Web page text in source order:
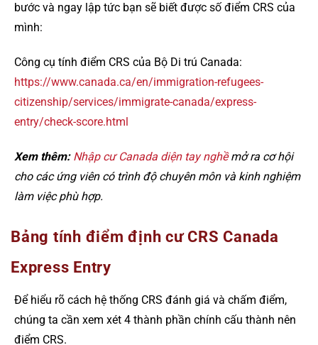
bước và ngay lập tức bạn sẽ biết được số điểm CRS của
mình:
Công cụ tính điểm CRS của Bộ Di trú Canada:
https://www.canada.ca/en/immigration-refugees-
citizenship/services/immigrate-canada/express-
entry/check-score.html
Xem thêm: Nhập cư Canada diện tay nghềmở ra cơ hội
cho các ứng viên có trình độ chuyên môn và kinh nghiệm
làm việc phù hợp.
Bảng tính điểm định cư CRS Canada
Express Entry
Để hiểu rõ cách hệ thống CRS đánh giá và chấm điểm,
chúng ta cần xem xét 4 thành phần chính cấu thành nên
điểm CRS.